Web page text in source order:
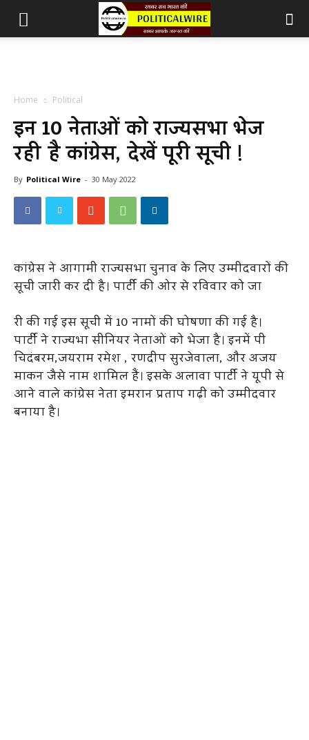
Home Political
इन 10 नेताओं को राज्यसभा भेज
रही है कांग्रेस, देखें पूरी सूची !
By Political Wire - 30 May 2022
कांग्रेस ने आगामी राज्यसभा चुनाव के लिए उम्मीदवारों की
सूची जारी कर दी है। पार्टी की ओर से रविवार को जा
री की गई इस सूची में 10 नामों की घोषणा की गई है।
पार्टी ने राज्यभा सीनियर नेताओं को भेजा है। इनमें पी
चिदंबरम,जयराम रमेश , रणदीप सुरजेवाला, और अजय
माकन जैसे नाम शामिल हैं। इसके अलावा पार्टी ने यूपी से
आने वाले कांग्रेस नेता इमरान प्रताप गढ़ी को उम्मीदवार
बनाया है।